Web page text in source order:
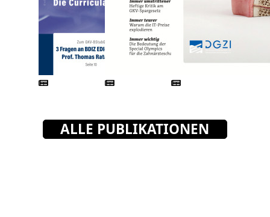
ALLE PUBLIKATIONEN